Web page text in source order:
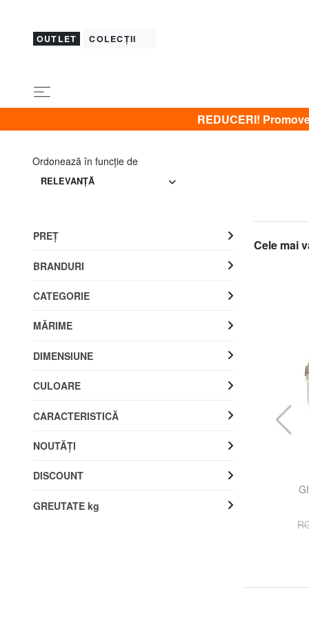
OUTLET COLECȚII
REDUCERI!
Ordonează în funcţie de
RELEVANŢĂ
Cele mai
PREŢ
BRANDURI
CATEGORIE
MĂRIME
DIMENSIUNE
CULOARE
CARACTERISTICĂ
NOUTĂŢI
DISCOUNT
GREUTATE kg